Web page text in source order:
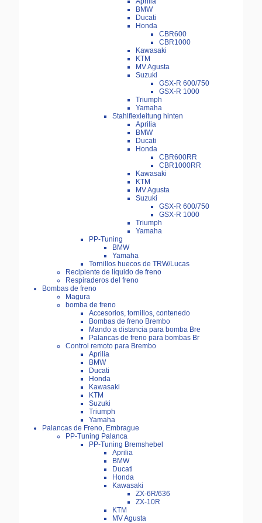
BMW
Ducati
Honda
CBR600
CBR1000
Kawasaki
KTM
MV Agusta
Suzuki
GSX-R 600/750
GSX-R 1000
Triumph
Yamaha
Stahlflexleitung hinten
Aprilia
BMW
Ducati
Honda
CBR600RR
CBR1000RR
Kawasaki
KTM
MV Agusta
Suzuki
GSX-R 600/750
GSX-R 1000
Triumph
Yamaha
PP-Tuning
BMW
Yamaha
Tornillos huecos de TRW/Lucas
Recipiente de líquido de freno
Respiraderos del freno
Bombas de freno
Magura
bomba de freno
Accesorios, tornillos, contenedo
Bombas de freno Brembo
Mando a distancia para bomba Bre
Palancas de freno para bombas Br
Control remoto para Brembo
Aprilia
BMW
Ducati
Honda
Kawasaki
KTM
Suzuki
Triumph
Yamaha
Palancas de Freno, Embrague
PP-Tuning Palanca
PP-Tuning Bremshebel
Aprilia
BMW
Ducati
Honda
Kawasaki
ZX-6R/636
ZX-10R
KTM
MV Agusta